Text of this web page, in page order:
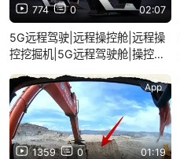
774 0 02:07
5G远程驾驶|远程操控舱|远程操
控挖掘机|5G远程驾驶舱|操控工
1359 0 01:19
App